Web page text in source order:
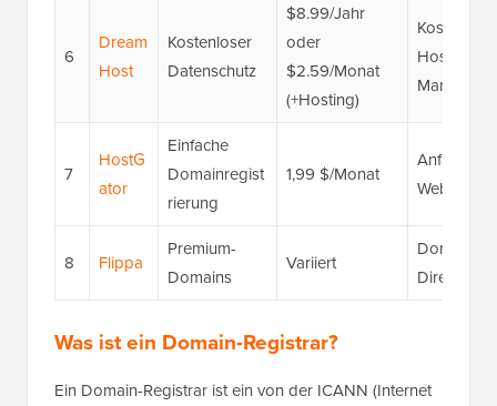
6
Dream
Host
Kostenloser
Datenschutz
$8.99/Jahr
oder
$2.59/Monat
(+Hosting)
Hosting,
Managed
7
HostG
ator
Einfache
Domainregist
rierung
1,99 $/Monat
Website-
8 Flippa
Premium-
Domains
Variiert
Domain-
Was ist ein Domain-Registrar?
Ein Domain-Registrar ist ein von der ICANN (Internet